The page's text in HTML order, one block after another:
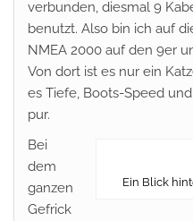
verbunden, diesmal 9
benutzt. Also bin ich auf
NMEA 2000 auf den 9er
Von dort ist es nur ein
es Tiefe, Boots-Speed
pur.
Ein Blick
Bei
dem
ganzen
Gefrick